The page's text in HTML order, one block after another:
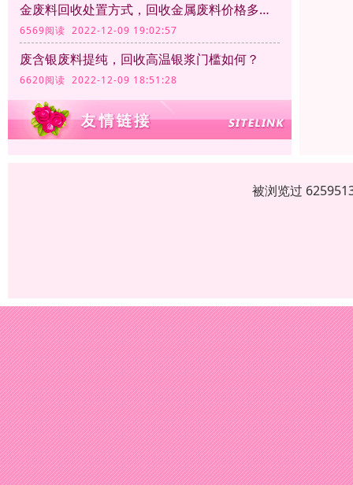
金废料回收处置方式，回收金属废料价格多少钱一公斤？
6569阅读 2022-12-09 19:02:57
废含银废料提纯，回收高温银浆门槛如何？
6620阅读 2022-12-09 18:51:28
被浏览过